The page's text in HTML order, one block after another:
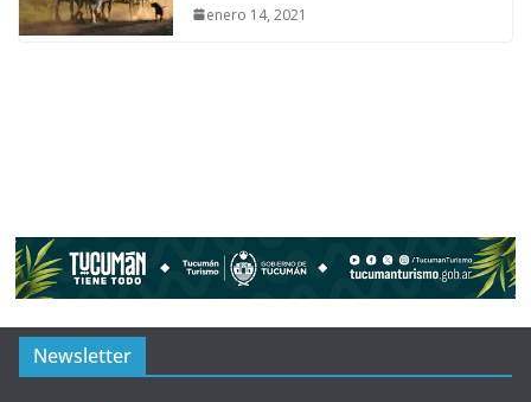
enero 14, 2021
Newsletter